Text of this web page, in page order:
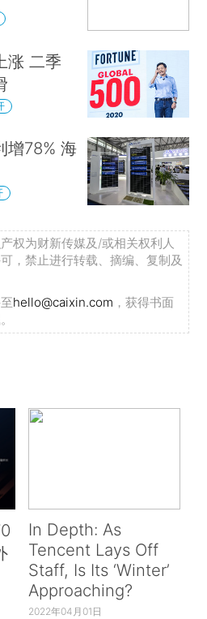
涨 二季
增78% 海
权为财新传媒及/或相关权利人
，禁止进行转载、摘编、复制及
hello@caixin.com ，获得书面
In Depth: As
Tencent Lays Off
Staff, Is Its ‘Winter’
Approaching?
2022年04月01日